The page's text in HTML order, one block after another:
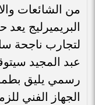
من الشائعات
البريميرليج
لتجارب ناجحة
عبد المجيد
رسمي يليق
الجهاز الفني